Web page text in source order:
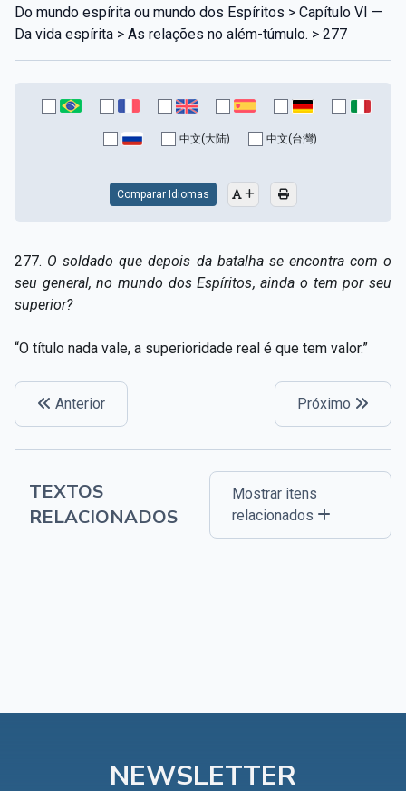
Do mundo espírita ou mundo dos Espíritos > Capítulo VI —
Da vida espírita > As relações no além-túmulo. > 277
中文(大陆) 中文(台灣)
Comparar Idiomas
277. O soldado que depois da batalha se encontra com o
seu general, no mundo dos Espíritos, ainda o tem por seu
superior?
“O título nada vale, a superioridade real é que tem valor.”
Anterior Próximo
TEXTOS
RELACIONADOS
Mostrar itens
relacionados
NEWSLETTER